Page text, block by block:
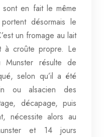
en fait le même
désormais le
un fromage au lait
à croûte propre. Le
Munster résulte de
selon qu’il a été
ou alsacien des
décapage, puis
nécessite alors au
et 14 jours